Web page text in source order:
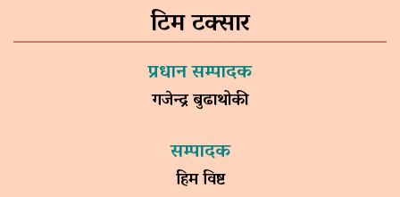
टिम टक्सार
प्रधान सम्पादक
गजेन्द्र बुढाथोकी
सम्पादक
हिम विष्ट